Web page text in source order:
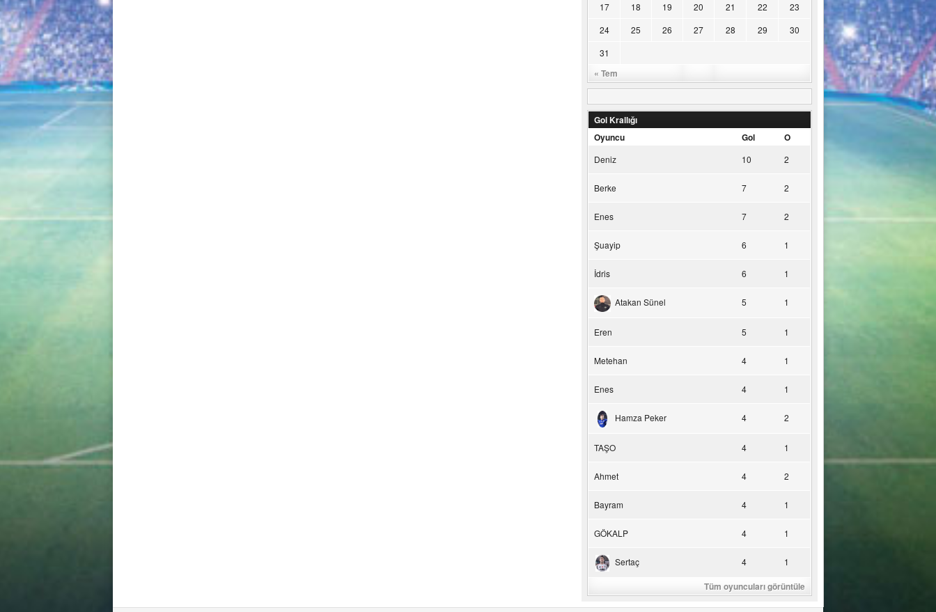
« Tem
17
18 19 20 21 22
23
24
25 26 27 28 29
30
31
Gol Krallığı
Oyuncu
Gol O
Deniz 10 2
Berke 7 2
Enes 7 2
Şuayip 6 1
İdris 6 1
Atakan Sünel 5 1
Eren 5 1
Metehan 4 1
Enes 4 1
Hamza Peker 4 2
TAŞO 4 1
Ahmet 4 2
Bayram 4 1
GÖKALP 4 1
Sertaç 4 1
Tüm oyuncuları görüntüle